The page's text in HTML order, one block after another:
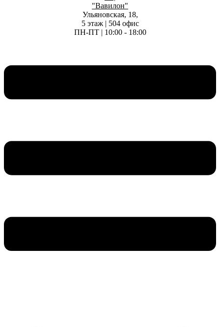
"Вавилон"
Ульяновская, 18,
5 этаж | 504 офис
ПН-ПТ | 10:00 - 18:00